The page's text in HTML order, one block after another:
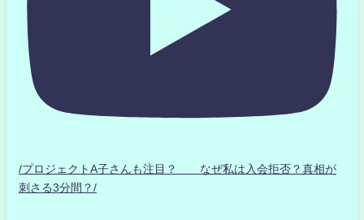
/プロジェクトA子さんも注目？ なぜ私は入会拒否？真相が
刺さる3分間？/